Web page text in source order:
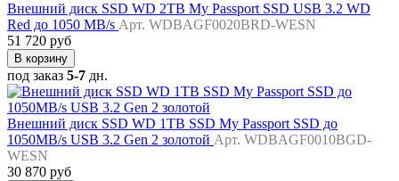
Внешний диск SSD WD 2TB My Passport SSD USB 3.2 WD
Red до 1050 MB/s Арт. WDBAGF0020BRD-WESN
51 720 руб
В корзину
под заказ 5-7 дн.
Внешний диск SSD WD 1TB SSD My Passport SSD до
1050MB/s USB 3.2 Gen 2 золотой Арт. WDBAGF0010BGD-
WESN
30 870 руб